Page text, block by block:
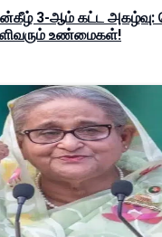
3-ஆம் கட்ட
உண்மைகள்!